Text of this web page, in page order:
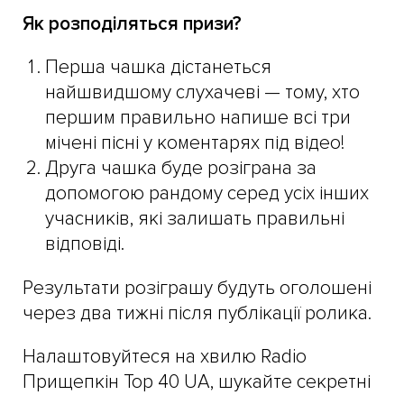
Як розподіляться призи?
Перша чашка дістанеться
найшвидшому слухачеві — тому, хто
першим правильно напише всі три
мічені пісні у коментарях під відео!
Друга чашка буде розіграна за
допомогою рандому серед усіх інших
учасників, які залишать правильні
відповіді.
Результати розіграшу будуть оголошені
через два тижні після публікації ролика.
Налаштовуйтеся на хвилю Radio
Прищепкін Top 40 UA, шукайте секретні